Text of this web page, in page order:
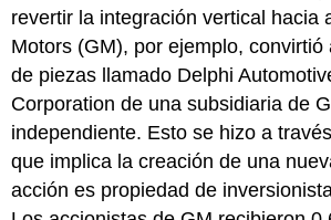
revertir la integración vertical hacia
Motors (GM), por ejemplo, convirtió
de piezas llamado Delphi
Corporation de una subsidiaria de
independiente. Esto se hizo a
que implica la creación de una
acción es propiedad de